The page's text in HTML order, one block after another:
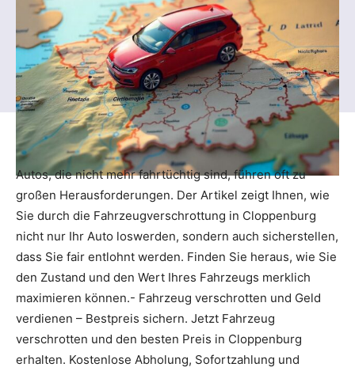
Autos, die nicht mehr fahrtüchtig sind, führen oft zu
großen Herausforderungen. Der Artikel zeigt Ihnen, wie
Sie durch die Fahrzeugverschrottung in Cloppenburg
nicht nur Ihr Auto loswerden, sondern auch sicherstellen,
dass Sie fair entlohnt werden. Finden Sie heraus, wie Sie
den Zustand und den Wert Ihres Fahrzeugs merklich
maximieren können.- Fahrzeug verschrotten und Geld
verdienen – Bestpreis sichern. Jetzt Fahrzeug
verschrotten und den besten Preis in Cloppenburg
erhalten. Kostenlose Abholung, Sofortzahlung und